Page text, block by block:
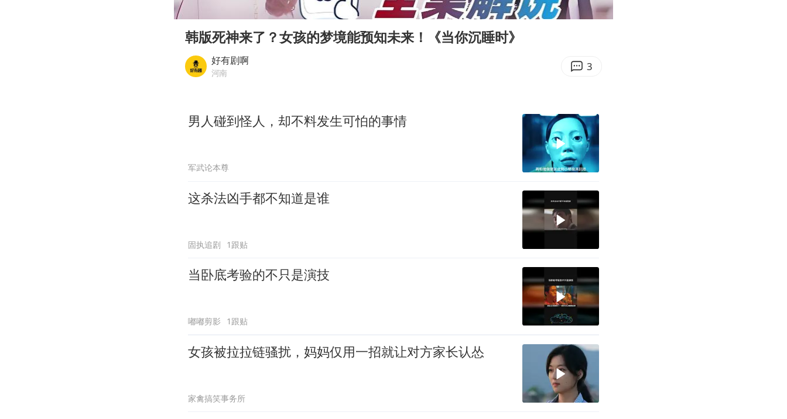
茅台部分直营店飞天茅台提价
白海豚将正面袭击贯穿浙江
酒店花洒现排泄物住客索赔遭拒
20:03
Enter
韩版死神来了？女孩的梦境能预知未来！《当你沉睡时》
好有剧啊
河南 3
男人碰到怪人，却不料发生可怕的事情
军武论本尊
这杀法凶手都不知道是谁
固执追剧 1跟贴
当卧底考验的不只是演技
嘟嘟剪影 1跟贴
女孩被拉拉链骚扰，妈妈仅用一招就让对方家长认怂
家禽搞笑事务所